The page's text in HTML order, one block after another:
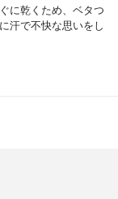
に乾くため、ベタつ
汗で不快な思いをし